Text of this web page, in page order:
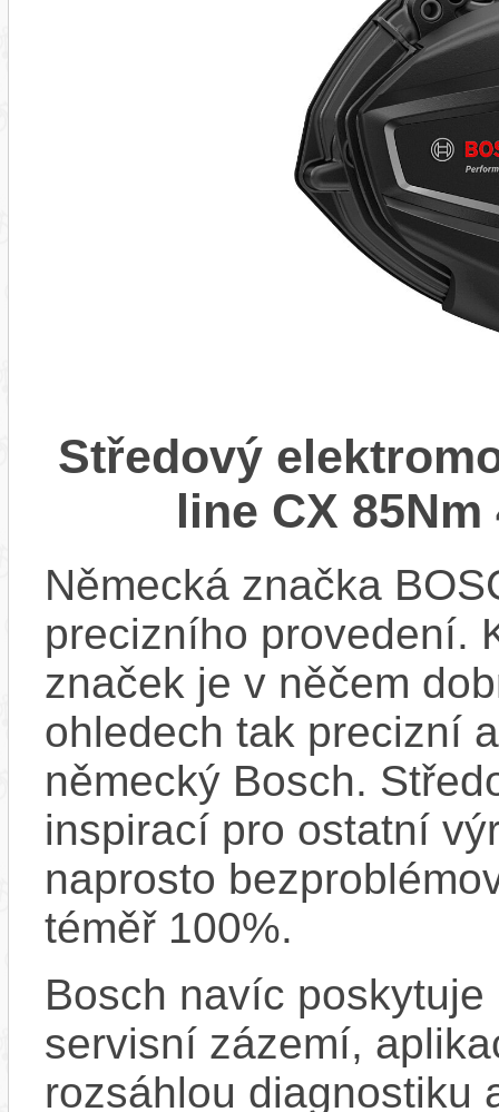
Středový
line CX
Německá značka
precizního provedení.
značek je v něčem
ohledech tak precizní
německý Bosch.
inspirací pro ostatní
naprosto
téměř 100%.
Bosch navíc
servisní zázemí,
rozsáhlou diagnostiku